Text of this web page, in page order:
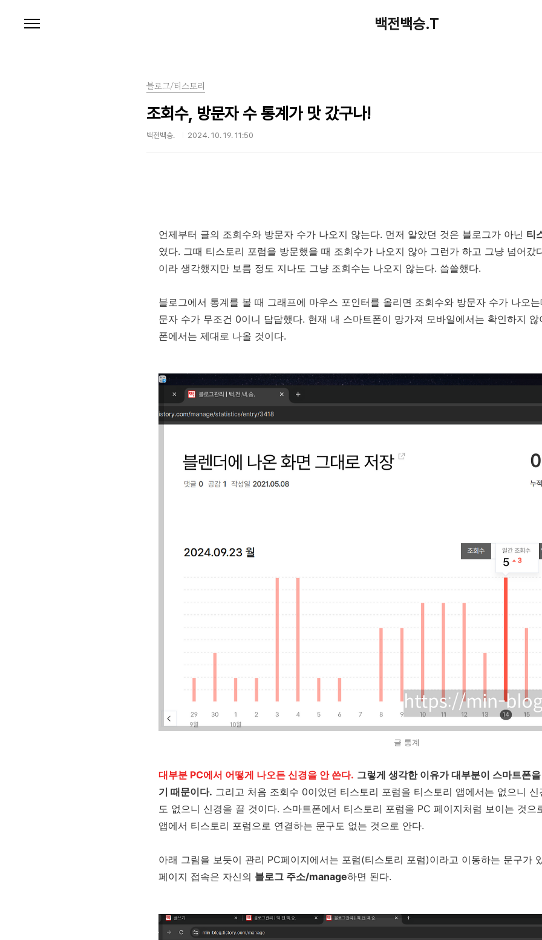
백전백승.T
블로그/티스토리
조회수, 방문자 수 통계가 맛 갔구나!
백전백승. 2024. 10. 19. 11:50
언제부터 글의 조회수와 방문자 수가 나오지 않는다. 먼저 알았던 것은 블로그가 아닌 티
였다. 그때 티스토리 포럼을 방문했을 때 조회수가 나오지 않아 그런가 하고 그냥 넘어갔
이라 생각했지만 보름 정도 지나도 그냥 조회수는 나오지 않는다. 씁쓸했다.
블로그에서 통계를 볼 때 그래프에 마우스 포인터를 올리면 조회수와 방문자 수가 나오
문자 수가 무조건 0이니 답답했다. 현재 내 스마트폰이 망가져 모바일에서는 확인하지
폰에서는 제대로 나올 것이다.
글 통계
대부분 PC에서 어떻게 나오든 신경을 안 쓴다. 그렇게 생각한 이유가 대부분이 스마트폰
기 때문이다. 그리고 처음 조회수 0이었던 티스토리 포럼을 티스토리 앱에서는 없으니
도 없으니 신경을 끌 것이다. 스마트폰에서 티스토리 포럼을 PC 페이지처럼 보이는 것으
앱에서 티스토리 포럼으로 연결하는 문구도 없는 것으로 안다.
아래 그림을 보듯이 관리 PC페이지에서는 포럼(티스토리 포럼)이라고 이동하는 문구가
페이지 접속은 자신의 블로그 주소/manage하면 된다.